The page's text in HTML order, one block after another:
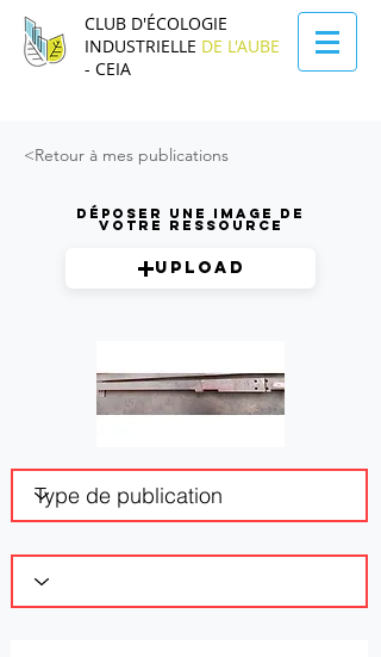
CLUB D'ÉCOLOGIE
INDUSTRIELLE DE L'AUBE
- CEIA
<Retour à mes publications
Déposer une image de
votre ressource
Upload